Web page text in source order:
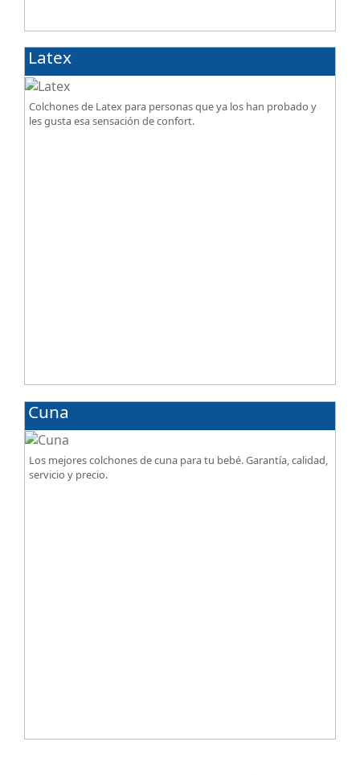
Latex
Colchones de Latex para personas que ya los han probado y
les gusta esa sensación de confort.
Cuna
Los mejores colchones de cuna para tu bebé. Garantía, calidad,
servicio y precio.